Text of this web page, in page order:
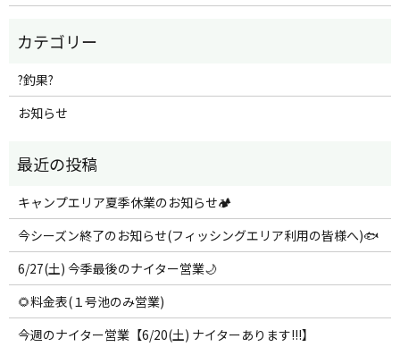
?釣果?
お知らせ
キャンプエリア夏季休業のお知らせ🏕️
今シーズン終了のお知らせ(フィッシングエリア利用の皆様へ)🐟
6/27(土) 今季最後のナイター営業🌙
🌻料金表(１号池のみ営業)
今週のナイター営業【6/20(土) ナイターあります!!!】